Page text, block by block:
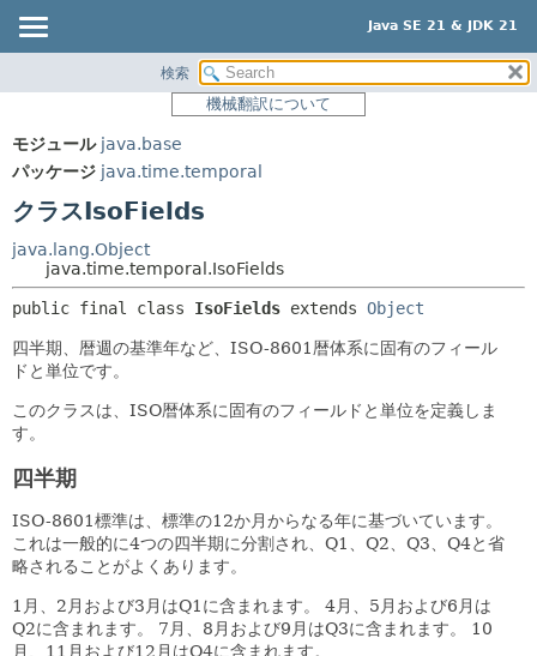
Java SE 21 & JDK 21
パッケージ
使用
ツリー
プレビュー
新規
非推奨
索引
サマリー:
ネスト済
詳細:
フィールド
コンストラクタ
検索
機械翻訳について
モジュール java.base
パッケージ java.time.temporal
クラスIsoFields
java.lang.Object
java.time.temporal.IsoFields
public final class IsoFields extends Object
四半期、暦週の基準年など、ISO-8601暦体系に固有のフィール
ドと単位です。
このクラスは、ISO暦体系に固有のフィールドと単位を定義しま
す。
四半期
ISO-8601標準は、標準の12か月からなる年に基づいています。
これは一般的に4つの四半期に分割され、Q1、Q2、Q3、Q4と省
略されることがよくあります。
1月、2月および3月はQ1に含まれます。
4月、5月および6月は
Q2に含まれます。
7月、8月および9月はQ3に含まれます。
10
月、11月および12月はQ4に含まれます。